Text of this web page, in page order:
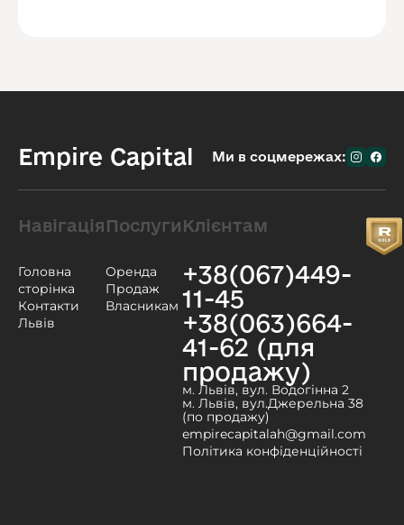
Empire Capital Ми в соцмережах:
Навігація
Головна
сторінка
Контакти
Львів
Послуги
Оренда
Продаж
Власникам
Клієнтам
+38(067)449-
11-45
+38(063)664-
41-62 (для
продажу)
м. Львів, вул. Водогінна 2
м. Львів, вул.Джерельна 38
(по продажу)
empirecapitalah@gmail.com
Політика конфіденційності